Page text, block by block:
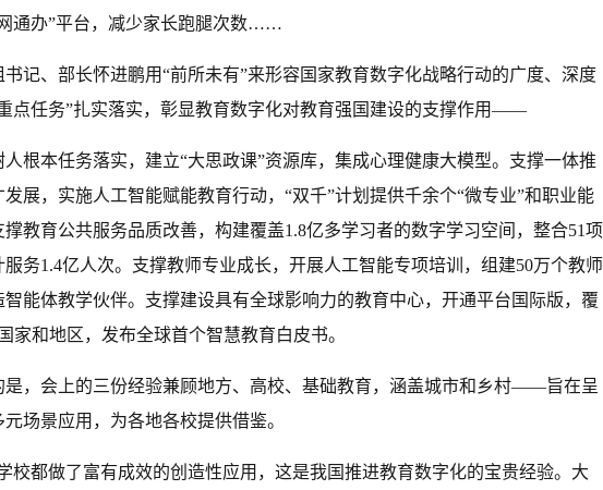
通办”平台，减少家长跑腿次数……
书记、部长怀进鹏用“前所未有”来形容国家教育数字化战略行动的广度、深度
点任务”扎实落实，彰显教育数字化对教育强国建设的支撑作用——
人根本任务落实，建立“大思政课”资源库，集成心理健康大模型。支撑一体推
展，实施人工智能赋能教育行动，“双千”计划提供千余个“微专业”和职业能
教育公共服务品质改善，构建覆盖1.8亿多学习者的数字学习空间，整合51项
务1.4亿人次。支撑教师专业成长，开展人工智能专项培训，组建50万个教师
能体教学伙伴。支撑建设具有全球影响力的教育中心，开通平台国际版，覆
家和地区，发布全球首个智慧教育白皮书。
是，会上的三份经验兼顾地方、高校、基础教育，涵盖城市和乡村——旨在呈
场景应用，为各地各校提供借鉴。
校都做了富有成效的创造性应用，这是我国推进教育数字化的宝贵经验。大